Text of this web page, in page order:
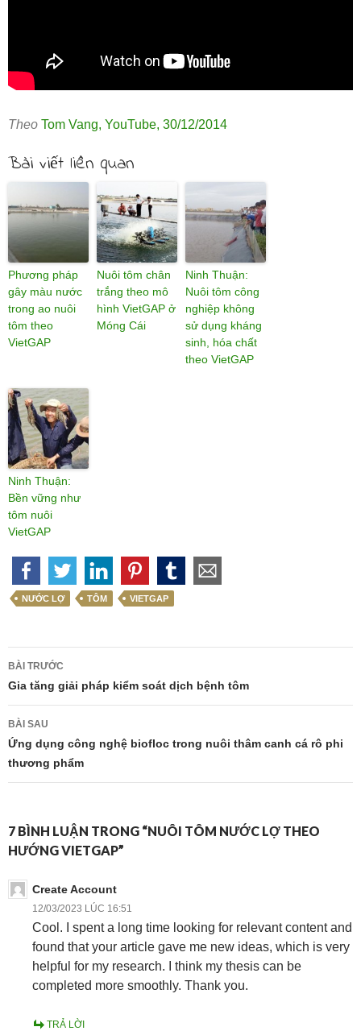
Theo Tom Vang, YouTube, 30/12/2014
Bài viết liên quan
Phương pháp
gây màu nước
trong ao nuôi
tôm theo
VietGAP
Nuôi tôm chân
trắng theo mô
hình VietGAP ở
Móng Cái
Ninh Thuận:
Nuôi tôm công
nghiệp không
sử dụng kháng
sinh, hóa chất
theo VietGAP
Ninh Thuận:
Bền vững như
tôm nuôi
VietGAP
NƯỚC LỢ TÔM VIETGAP
Điều
hướng
bài
viết
BÀI TRƯỚC
Gia tăng giải pháp kiểm soát dịch bệnh tôm
BÀI SAU
Ứng dụng công nghệ biofloc trong nuôi thâm canh cá rô phi
thương phẩm
7 BÌNH LUẬN TRONG “NUÔI TÔM NƯỚC LỢ THEO
HƯỚNG VIETGAP”
Create Account
12/03/2023 LÚC 16:51
Cool. I spent a long time looking for relevant content and
found that your article gave me new ideas, which is very
helpful for my research. I think my thesis can be
completed more smoothly. Thank you.
TRẢ LỜI